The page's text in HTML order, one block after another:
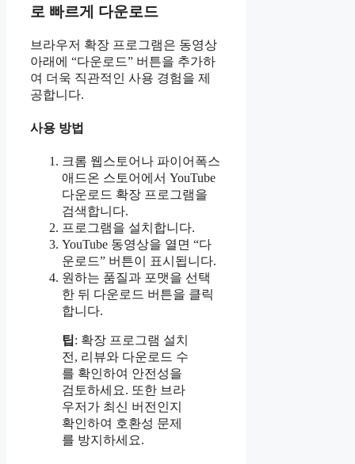
로 빠르게 다운로드
브라우저 확장 프로그램은 동영상
아래에 “다운로드” 버튼을 추가하
여 더욱 직관적인 사용 경험을 제
공합니다.
사용 방법
크롬 웹스토어나 파이어폭스
애드온 스토어에서 YouTube
다운로드 확장 프로그램을
검색합니다.
프로그램을 설치합니다.
YouTube 동영상을 열면 “다
운로드” 버튼이 표시됩니다.
원하는 품질과 포맷을 선택
한 뒤 다운로드 버튼을 클릭
합니다.
팁: 확장 프로그램 설치
전, 리뷰와 다운로드 수
를 확인하여 안전성을
검토하세요. 또한 브라
우저가 최신 버전인지
확인하여 호환성 문제
를 방지하세요.